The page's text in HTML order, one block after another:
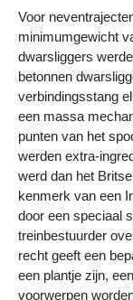
Voor
minimumgewicht
dwarsliggers
betonnen
verbindingsstang
een massa
punten van het
werden extra-
werd dan het
kenmerk van een
door een speciaal
treinbestuurder
recht geeft een
een plantje zijn,
voorwerpen